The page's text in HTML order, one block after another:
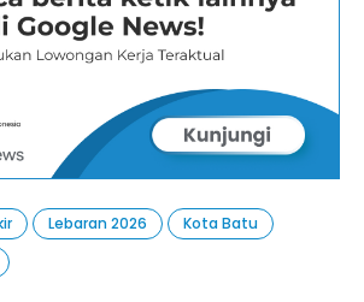
Lebaran 2026
Kota Batu